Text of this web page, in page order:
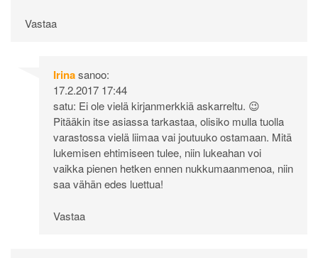
Vastaa
Irinasanoo:
17.2.2017 17:44
satu: Ei ole vielä kirjanmerkkiä askarreltu. 😉
Pitääkin itse asiassa tarkastaa, olisiko mulla tuolla
varastossa vielä liimaa vai joutuuko ostamaan. Mitä
lukemisen ehtimiseen tulee, niin lukeahan voi
vaikka pienen hetken ennen nukkumaanmenoa, niin
saa vähän edes luettua!
Vastaa